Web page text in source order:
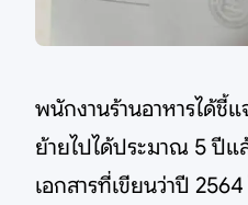
พนักงานร้านอาหารได้ชี้แ
ย้ายไปได้ประมาณ 5 ปีแ
เอกสารที่เขียนว่าปี